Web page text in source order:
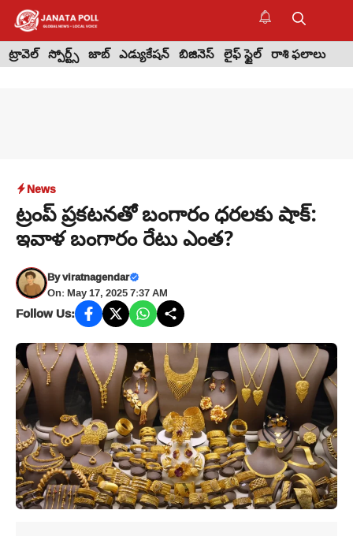
Skip
content
ట్రావెల్ స్పోర్ట్స్ జాబ్ ఎడ్యుకేషన్ బిజినెస్ లైఫ్ స్టైల్ రాశి ఫలాలు
News
ట్రంప్ ప్రకటనతో బంగారం ధరలకు షాక్:
ఇవాళ బంగారం రేటు ఎంత?
Byviratnagendar
On: May 17, 2025 7:37 AM
Follow Us: